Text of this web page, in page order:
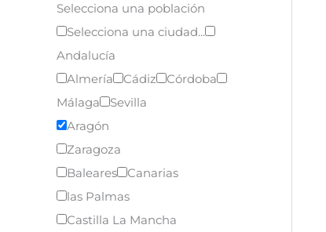
Selecciona una población
Selecciona una ciudad...
Andalucía
Almería
Cádiz
Córdoba
Málaga
Sevilla
Aragón
Zaragoza
Baleares
Canarias
las Palmas
Castilla La Mancha